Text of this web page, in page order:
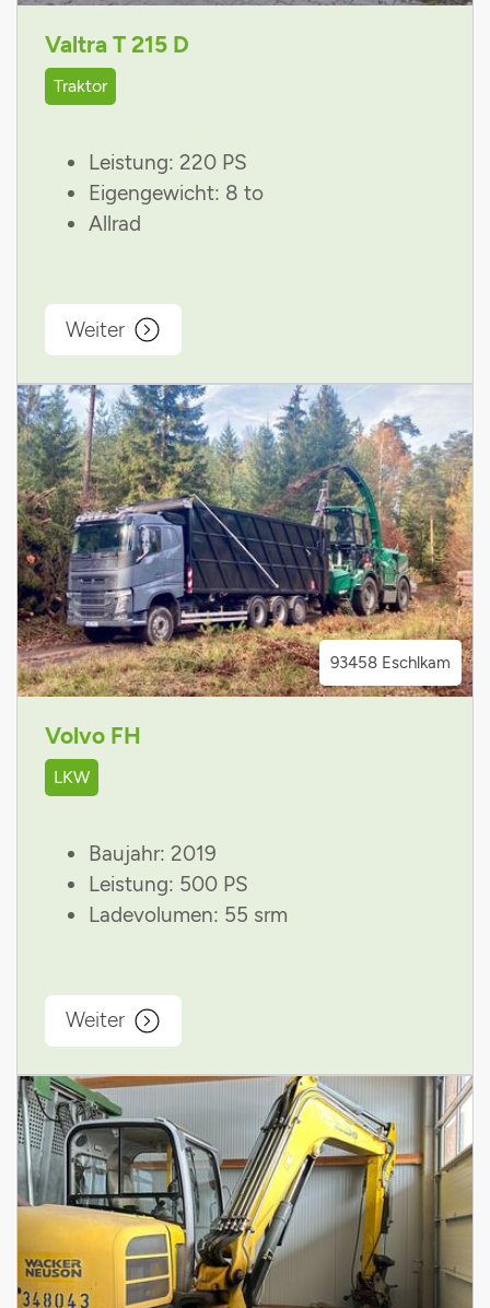
Valtra T 215 D
Traktor
Leistung: 220 PS
Eigengewicht: 8 to
Allrad
Weiter
93458 Eschlkam
Volvo FH
LKW
Baujahr: 2019
Leistung: 500 PS
Ladevolumen: 55 srm
Weiter